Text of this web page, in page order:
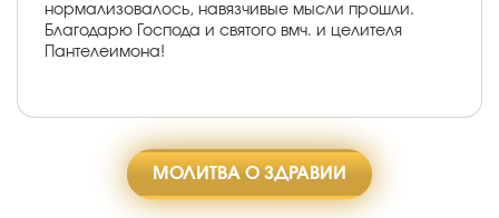
нормализовалось, навязчивые мысли прошли.
Благодарю Господа и святого вмч. и целителя
Пантелеимона!
МОЛИТВА О ЗДРАВИИ